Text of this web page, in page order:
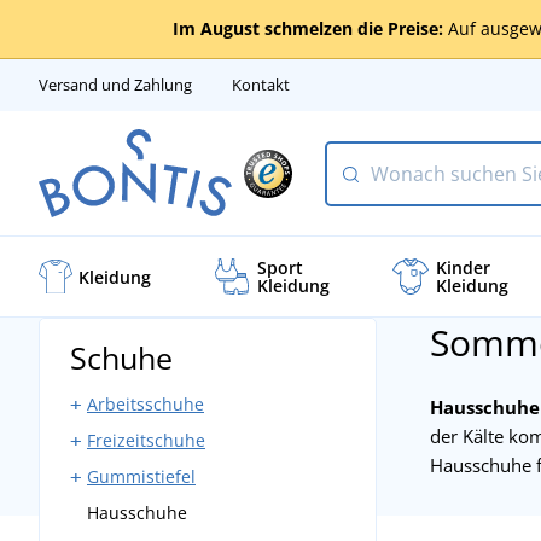
Im August schmelzen die Preise: Auf
Versand und Zahlung Kontakt
Kleidung Sport
Kleidung
Kinder
Kleidung
Hausschuhe
der Kälte
Hausschuhe
Schuhe
Arbeitsschuhe
Halbhohe Schuhe
Knöchelhohe Schuhe
Schnürboots
Freizeitschuhe
Trekkingschuhe
Softshell-Schuhe
Gummistiefel
Angelstiefel
Hausschuhe